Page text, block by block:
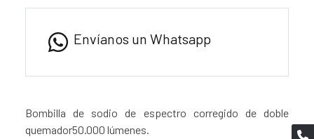
Envíanos un Whatsapp
Bombilla de sodio de espectro corregido de doble
quemador50.000 lúmenes.